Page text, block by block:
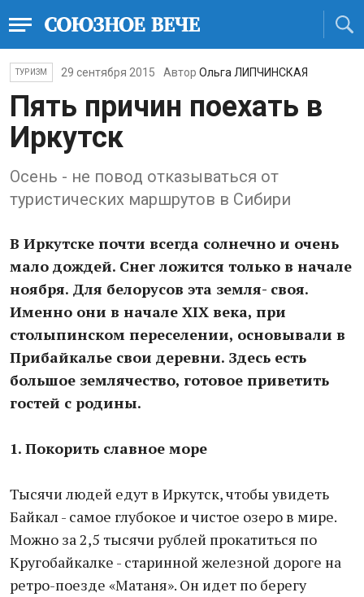
ТУРИЗМ 29 сентября 2015 АвторОльга ЛИПЧИНСКАЯ
Пять причин поехать в
Иркутск
Осень - не повод отказываться от
туристических маршрутов в Сибири
В Иркутске почти всегда солнечно и очень
мало дождей. Снег ложится только в начале
ноября. Для белорусов эта земля- своя.
Именно они в начале XIX века, при
столыпинском переселении, основывали в
Прибайкалье свои деревни. Здесь есть
большое землячество, готовое приветить
гостей с родины.
1. Покорить славное море
Тысячи людей едут в Иркутск, чтобы увидеть
Байкал - самое глубокое и чистое озеро в мире.
Можно за 2,5 тысячи рублей прокатиться по
Кругобайкалке - старинной железной дороге на
ретро-поезде «Матаня». Он идет по берегу